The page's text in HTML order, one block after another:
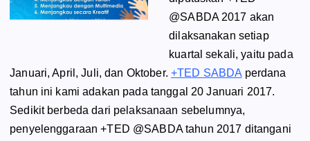
@SABDA 2017 akan
dilaksanakan setiap
kuartal sekali, yaitu pada
Januari, April, Juli, dan Oktober.+TED SABDA perdana
tahun ini kami adakan pada tanggal 20 Januari 2017.
Sedikit berbeda dari pelaksanaan sebelumnya,
penyelenggaraan +TED @SABDA tahun 2017 ditangani